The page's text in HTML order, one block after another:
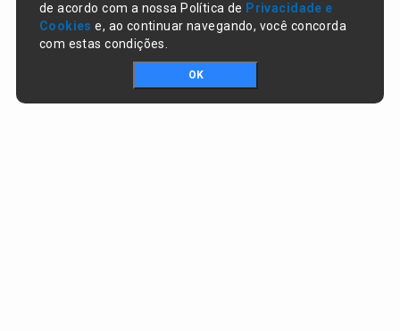
de acordo com a nossa Política de Privacidade e
Cookies e, ao continuar navegando, você concorda
com estas condições.
OK